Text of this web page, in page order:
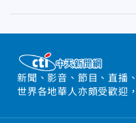
新聞、影音、節目、直播
世界各地華人亦頗受歡迎